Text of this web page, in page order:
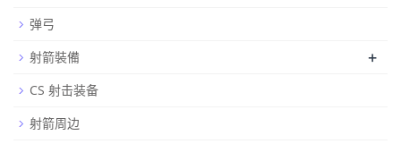
弹弓
射箭裝備
+
CS 射击装备
射箭周边